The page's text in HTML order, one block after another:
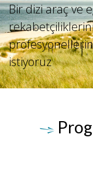
Bir dizi araç ve
istiyoruz